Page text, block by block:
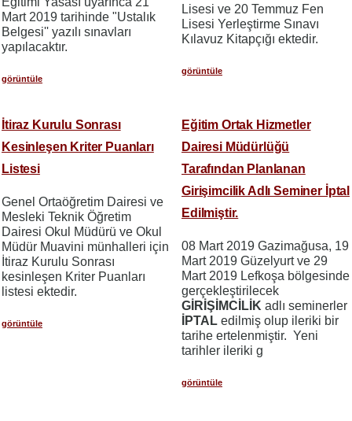
Mart 2019 tarihinde "Ustalık
Belgesi'' yazılı sınavları
yapılacaktır.
görüntüle
Lisesi ve 20 Temmuz Fen
Lisesi Yerleştirme Sınavı
Kılavuz Kitapçığı ektedir.
görüntüle
İtiraz Kurulu Sonrası
Kesinleşen Kriter Puanları
Listesi
Genel Ortaöğretim Dairesi ve
Mesleki Teknik Öğretim
Dairesi Okul Müdürü ve Okul
Müdür Muavini münhalleri için
İtiraz Kurulu Sonrası
kesinleşen Kriter Puanları
listesi ektedir.
görüntüle
Eğitim Ortak Hizmetler
Dairesi Müdürlüğü
Tarafından Planlanan
Girişimcilik Adlı Seminer İptal
Edilmiştir.
08 Mart 2019 Gazimağusa, 19
Mart 2019 Güzelyurt ve 29
Mart 2019 Lefkoşa bölgesinde
gerçekleştirilecek
GİRİŞİMCİLİK adlı seminerler
İPTAL edilmiş olup ileriki bir
tarihe ertelenmiştir. Yeni
tarihler ileriki g
görüntüle